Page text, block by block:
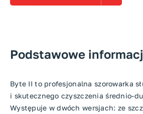
Podstawowe
Byte II to profesjonalna szorowarka
i skutecznego czyszczenia średnio-
Występuje w dwóch wersjach: ze